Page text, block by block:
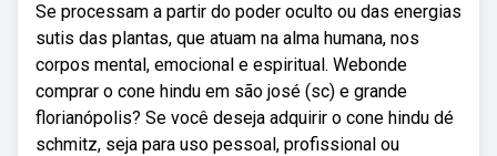
Se processam a partir do poder oculto ou das energias
sutis das plantas, que atuam na alma humana, nos
corpos mental, emocional e espiritual. Webonde
comprar o cone hindu em são josé (sc) e grande
florianópolis? Se você deseja adquirir o cone hindu dé
schmitz, seja para uso pessoal, profissional ou